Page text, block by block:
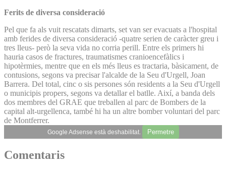
Ferits de diversa consideració
Pel que fa als vuit rescatats dimarts, set van ser evacuats a l'hospital
amb ferides de diversa consideració -quatre serien de caràcter greu i
tres lleus- però la seva vida no corria perill. Entre els primers hi
hauria casos de fractures, traumatismes cranioencefàlics i
hipotèrmies, mentre que en els més lleus es tractaria, bàsicament, de
contusions, segons va precisar l'alcalde de la Seu d'Urgell, Joan
Barrera. Del total, cinc o sis persones són residents a la Seu d'Urgell
o municipis propers, segons va detallar el batlle. Així, a banda dels
dos membres del GRAE que treballen al parc de Bombers de la
capital alt-urgellenca, també hi ha un altre bomber voluntari del parc
de Montferrer.
Google Adsense està deshabilitat. Permetre
Comentaris